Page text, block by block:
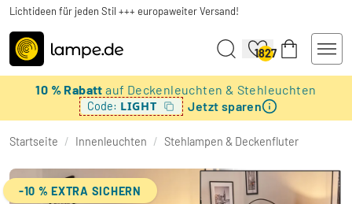
Lichtideen für jeden Stil +++ europaweiter Versand!
1827
10 % Rabattauf Deckenleuchten & Stehleuchten
Code: LIGHT Jetzt sparen
Startseite / Innenleuchten / Stehlampen & Deckenfluter
-10 % EXTRA SICHERN